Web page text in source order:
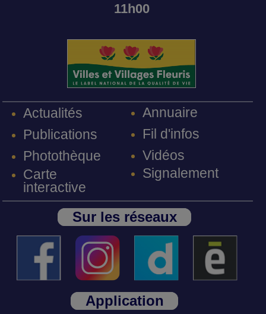
11h00
Actualités
Publications
Photothèque
Carte
interactive
Annuaire
Fil d'infos
Vidéos
Signalement
Sur les réseaux
Application